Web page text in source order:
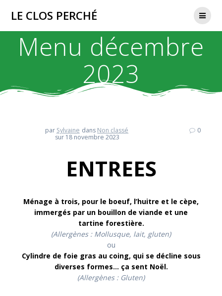
LE CLOS PERCHÉ
Menu décembre
2023
par Sylvaine dans Non classé
sur 18 novembre 2023
0
ENTREES
Ménage à trois, pour le boeuf, l’huitre et le cèpe,
immergés par un bouillon de viande et une
tartine forestière.
(Allergènes : Mollusque, lait, gluten)
ou
Cylindre de foie gras au coing, qui se décline sous
diverses formes… ça sent Noël.
(Allergènes : Gluten)